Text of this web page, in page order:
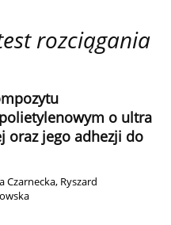
rozciągania
o ultra
oraz jego adhezji do
Czarnecka, Ryszard